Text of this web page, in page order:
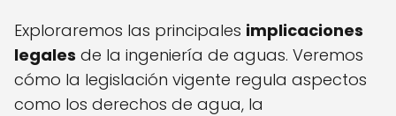
Exploraremos las principales implicaciones
legales de la ingeniería de aguas. Veremos
cómo la legislación vigente regula aspectos
como los derechos de agua, la